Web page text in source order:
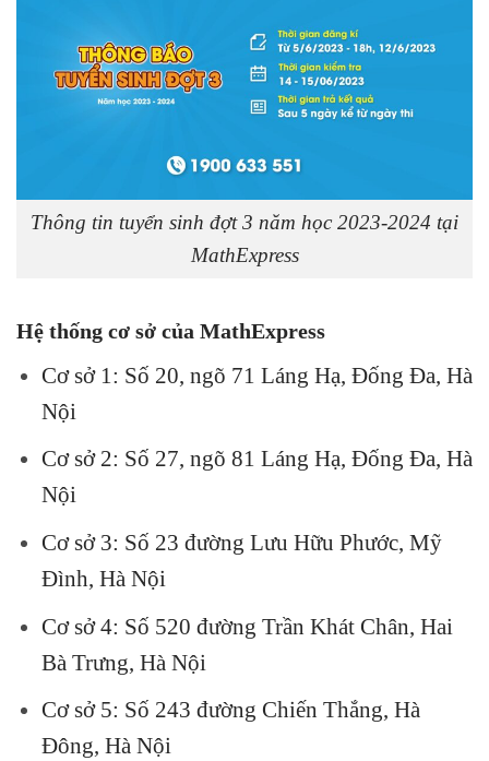
Thông tin tuyển sinh đợt 3 năm học 2023-2024 tại
MathExpress
Hệ thống cơ sở của MathExpress
Cơ sở 1: Số 20, ngõ 71 Láng Hạ, Đống Đa, Hà
Nội
Cơ sở 2: Số 27, ngõ 81 Láng Hạ, Đống Đa, Hà
Nội
Cơ sở 3: Số 23 đường Lưu Hữu Phước, Mỹ
Đình, Hà Nội
Cơ sở 4: Số 520 đường Trần Khát Chân, Hai
Bà Trưng, Hà Nội
Cơ sở 5: Số 243 đường Chiến Thắng, Hà
Đông, Hà Nội